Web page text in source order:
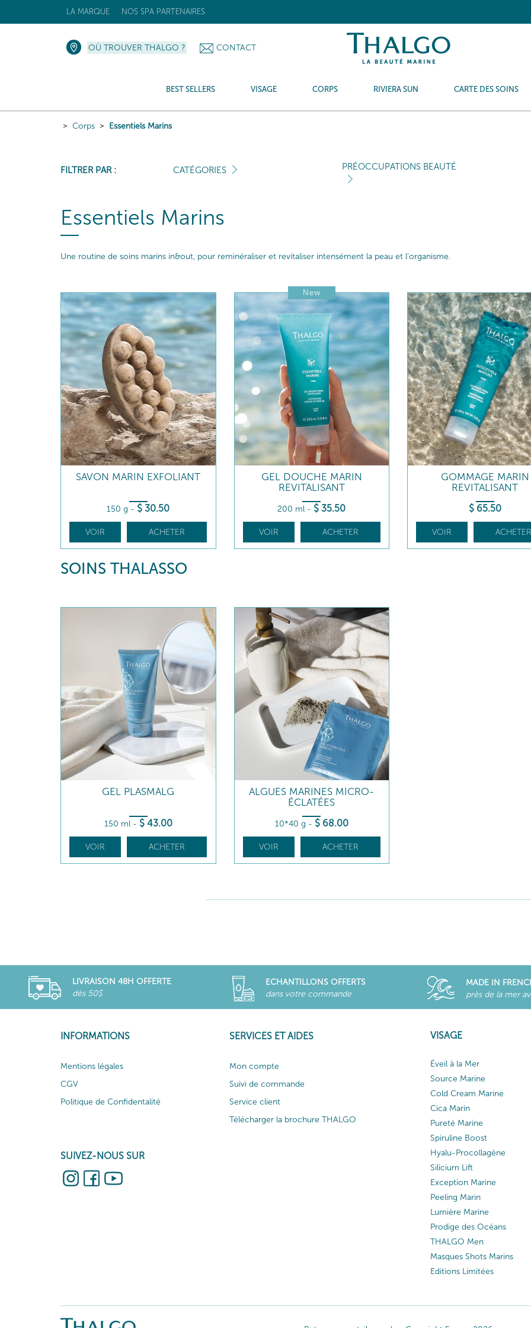
LA MARQUE NOS SPA PARTENAIRES
OÙ TROUVER THALGO ? CONTACT
BEST SELLERS VISAGE CORPS RIVIERA SUN CARTE DES SOINS
Corps Essentiels Marins
FILTRER PAR : CATÉGORIES PRÉOCCUPATIONS BEAUTÉ
Essentiels Marins
Une routine de soins marins in&out, pour reminéraliser et revitaliser intensément la peau et l’organisme.
SAVON MARIN EXFOLIANT
150 g - $ 30.50
VOIR ACHETER
New
GEL DOUCHE MARIN
REVITALISANT
200 ml - $ 35.50
VOIR ACHETER
GOMMAGE MARIN
REVITALISANT
$ 65.50
VOIR ACHETER
SOINS THALASSO
GEL PLASMALG
150 ml - $ 43.00
VOIR ACHETER
ALGUES MARINES MICRO-
ÉCLATÉES
10*40 g - $ 68.00
VOIR ACHETER
LIVRAISON 48H OFFERTE
dès 50$
ECHANTILLONS OFFERTS
dans votre commande
MADE IN
près de la mer
INFORMATIONS
Mentions légales
CGV
Politique de Confidentalité
SUIVEZ-NOUS SUR
SERVICES ET AIDES
Mon compte
Suivi de commande
Service client
Télécharger la brochure THALGO
VISAGE
Éveil à la Mer
Source Marine
Cold Cream Marine
Cica Marin
Pureté Marine
Spiruline Boost
Hyalu-Procollagène
Silicium Lift
Exception Marine
Peeling Marin
Lumière Marine
Prodige des Océans
THALGO Men
Masques Shots Marins
Editions Limitées